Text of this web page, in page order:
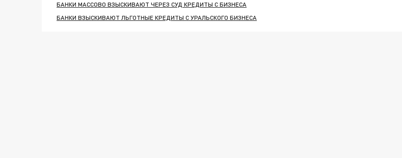
БАНКИ МАССОВО ВЗЫСКИВАЮТ ЧЕРЕЗ СУД КРЕДИТЫ С БИЗНЕСА
БАНКИ ВЗЫСКИВАЮТ ЛЬГОТНЫЕ КРЕДИТЫ С УРАЛЬСКОГО БИЗНЕСА